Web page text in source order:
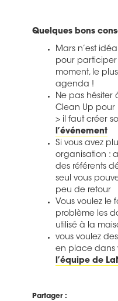
Quelques bons
Mars n’est
pour participer
moment, le
agenda !
Ne pas hésiter
Clean Up pour
> il faut créer
l’événement
Si vous avez
organisation :
des référents
seul vous
peu de retour
Vous voulez le
problème les
utilisé à la
vous voulez
en place dans
l’équipe de
Partager :